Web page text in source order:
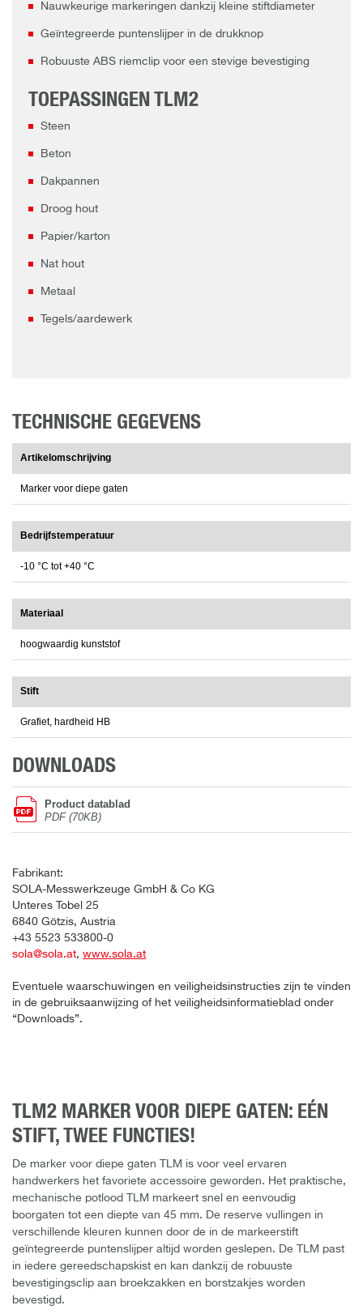
Nauwkeurige markeringen dankzij kleine stiftdiameter
Geïntegreerde puntenslijper in de drukknop
Robuuste ABS riemclip voor een stevige bevestiging
TOEPASSINGEN TLM2
Steen
Beton
Dakpannen
Droog hout
Papier/karton
Nat hout
Metaal
Tegels/aardewerk
TECHNISCHE GEGEVENS
Artikelomschrijving
Marker voor diepe gaten
Bedrijfstemperatuur
-10 °C tot +40 °C
Materiaal
hoogwaardig kunststof
Stift
Grafiet, hardheid HB
DOWNLOADS
Product datablad
PDF (70KB)
Fabrikant:
SOLA-Messwerkzeuge GmbH & Co KG
Unteres Tobel 25
6840 Götzis, Austria
+43 5523 533800-0
sola@sola.at, www.sola.at
Eventuele waarschuwingen en veiligheidsinstructies zijn te vinden
in de gebruiksaanwijzing of het veiligheidsinformatieblad onder
“Downloads”.
TLM2 MARKER VOOR DIEPE GATEN: EÉN
STIFT, TWEE FUNCTIES!
De marker voor diepe gaten TLM is voor veel ervaren
handwerkers het favoriete accessoire geworden. Het praktische,
mechanische potlood TLM markeert snel en eenvoudig
boorgaten tot een diepte van 45 mm. De reserve vullingen in
verschillende kleuren kunnen door de in de markeerstift
geïntegreerde puntenslijper altijd worden geslepen. De TLM past
in iedere gereedschapskist en kan dankzij de robuuste
bevestigingsclip aan broekzakken en borstzakjes worden
bevestigd.